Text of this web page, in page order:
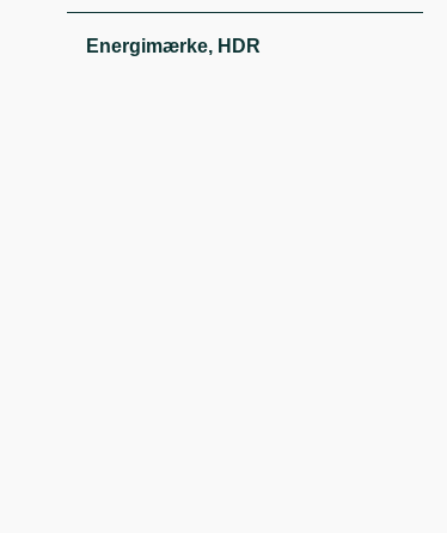
Energimærke, HDR